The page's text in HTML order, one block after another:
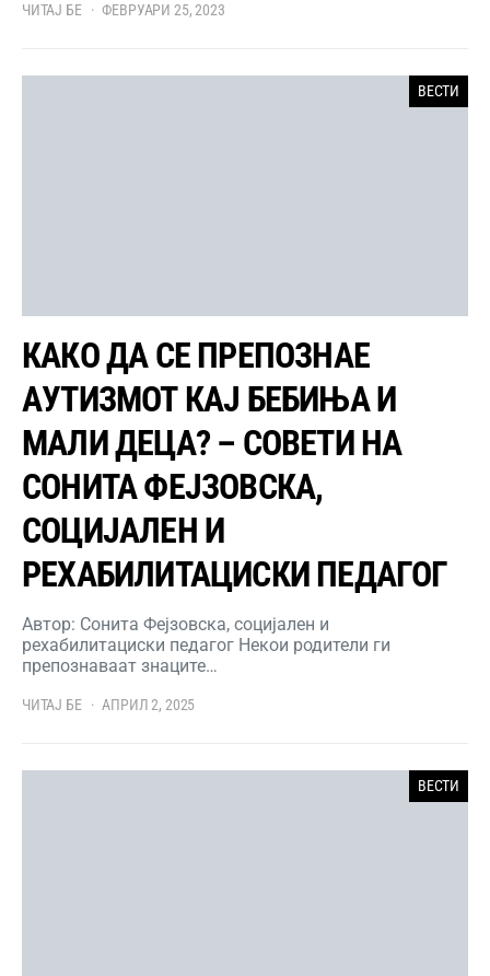
ЧИТАЈ БЕ ФЕВРУАРИ 25, 2023
ВЕСТИ
КАКО ДА СЕ ПРЕПОЗНАЕ
АУТИЗМОТ КАЈ БЕБИЊА И
МАЛИ ДЕЦА? – СОВЕТИ НА
СОНИТА ФЕЈЗОВСКА,
СОЦИЈАЛЕН И
РЕХАБИЛИТАЦИСКИ ПЕДАГОГ
Автор: Сонита Фејзовска, социјален и
рехабилитациски педагог Некои родители ги
препознаваат знаците…
ЧИТАЈ БЕ АПРИЛ 2, 2025
ВЕСТИ